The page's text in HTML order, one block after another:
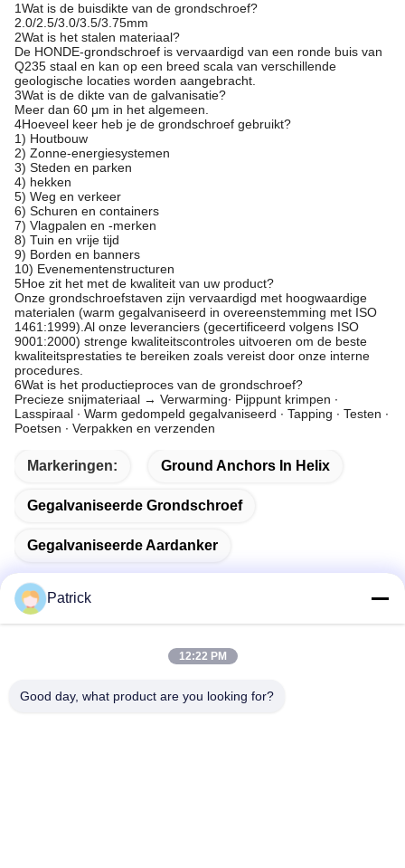
1Wat is de buisdikte van de grondschroef?
2.0/2.5/3.0/3.5/3.75mm
2Wat is het stalen materiaal?
De HONDE-grondschroef is vervaardigd van een ronde buis van
Q235 staal en kan op een breed scala van verschillende
geologische locaties worden aangebracht.
3Wat is de dikte van de galvanisatie?
Meer dan 60 μm in het algemeen.
4Hoeveel keer heb je de grondschroef gebruikt?
1) Houtbouw
2) Zonne-energiesystemen
3) Steden en parken
4) hekken
5) Weg en verkeer
6) Schuren en containers
7) Vlagpalen en -merken
8) Tuin en vrije tijd
9) Borden en banners
10) Evenementenstructuren
5Hoe zit het met de kwaliteit van uw product?
Onze grondschroefstaven zijn vervaardigd met hoogwaardige
materialen (warm gegalvaniseerd in overeenstemming met ISO
1461:1999).Al onze leveranciers (gecertificeerd volgens ISO
9001:2000) strenge kwaliteitscontroles uitvoeren om de beste
kwaliteitsprestaties te bereiken zoals vereist door onze interne
procedures.
6Wat is het productieproces van de grondschroef?
Precieze snijmateriaal → Verwarming∙ Pijppunt krimpen ∙
Lasspiraal ∙ Warm gedompeld gegalvaniseerd ∙ Tapping ∙ Testen ∙
Poetsen ∙ Verpakken en verzenden
Markeringen: Ground Anchors In Helix
Gegalvaniseerde Grondschroef
Gegalvaniseerde Aardanker
Adres
Patrick
12:22 PM
Good day, what product are you looking for?